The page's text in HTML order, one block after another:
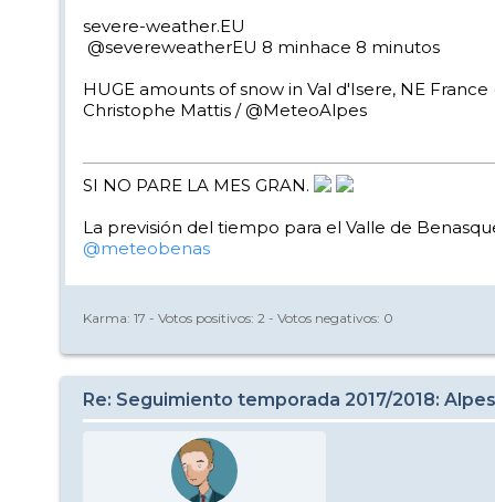
severe-weather.EU
‏ @severeweatherEU 8 minhace 8 minutos
HUGE amounts of snow in Val d'Isere, NE
Christophe Mattis / @MeteoAlpes
SI NO PARE LA MES GRAN.
La previsión del tiempo para el Valle de
@meteobenas
Karma: 17 - Votos positivos: 2 - Votos negativos: 0
Re: Seguimiento temporada 2017/2018: